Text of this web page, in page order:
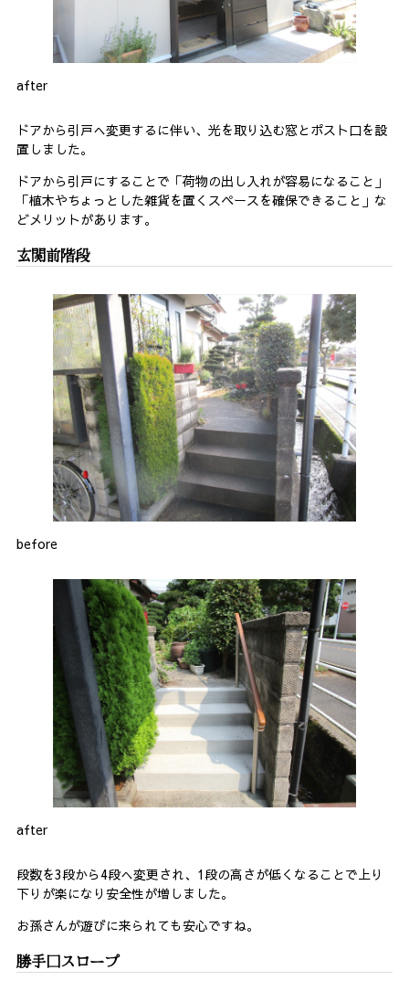
after
ドアから引戸へ変更するに伴い、光を取り込む窓とポスト口を設
置しました。
ドアから引戸にすることで「荷物の出し入れが容易になること」
「植木やちょっとした雑貨を置くスペースを確保できること」な
どメリットがあります。
玄関前階段
before
after
段数を3段から4段へ変更され、1段の高さが低くなることで上り
下りが楽になり安全性が増しました。
お孫さんが遊びに来られても安心ですね。
勝手口スロープ